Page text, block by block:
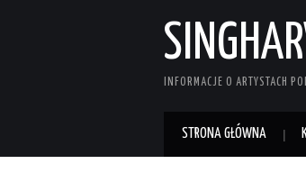
INFORMACJE O ARTYSTACH
STRONA GŁÓWNA